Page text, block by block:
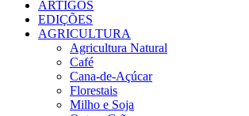
ARTIGOS
EDIÇÕES
AGRICULTURA
Agricultura Natural
Café
Cana-de-Açúcar
Florestais
Milho e Soja